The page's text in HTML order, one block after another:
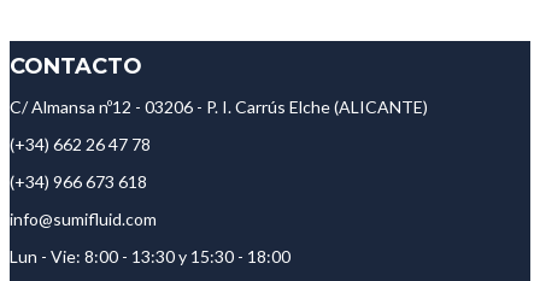
CONTACTO
C/ Almansa nº12 - 03206 - P. I. Carrús Elche (ALICANTE)
(+34) 662 26 47 78
(+34) 966 673 618
info@sumifluid.com
Lun - Vie: 8:00 - 13:30 y 15:30 - 18:00